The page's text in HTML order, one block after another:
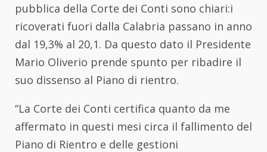
pubblica della Corte dei Conti sono chiari:i
ricoverati fuori dalla Calabria passano in anno
dal 19,3% al 20,1. Da questo dato il Presidente
Mario Oliverio prende spunto per ribadire il
suo dissenso al Piano di rientro.
“La Corte dei Conti certifica quanto da me
affermato in questi mesi circa il fallimento del
Piano di Rientro e delle gestioni